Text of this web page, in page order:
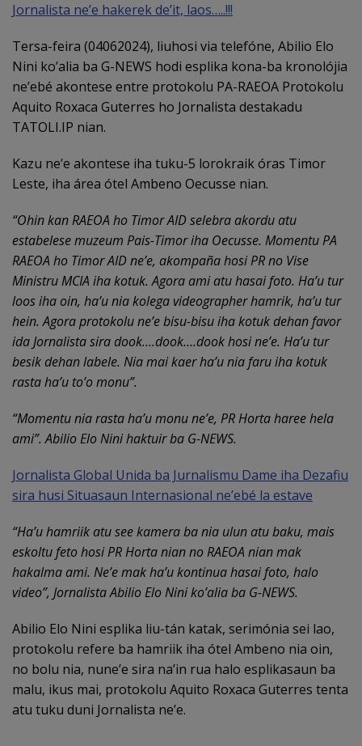
Jornalista ne’e hakerek de’it, laos…..!!!
Tersa-feira (04062024), liuhosi via telefóne, Abilio Elo
Nini ko’alia ba G-NEWS hodi esplika kona-ba kronolójia
ne’ebé akontese entre protokolu PA-RAEOA Protokolu
Aquito Roxaca Guterres ho Jornalista destakadu
TATOLI.IP nian.
Kazu ne’e akontese iha tuku-5 lorokraik óras Timor
Leste, iha área ótel Ambeno Oecusse nian.
“Ohin kan RAEOA ho Timor AID selebra akordu atu
estabelese muzeum Pais-Timor iha Oecusse. Momentu PA
RAEOA ho Timor AID ne’e, akompaña hosi PR no Vise
Ministru MCIA iha kotuk. Agora ami atu hasai foto. Ha’u tur
loos iha oin, ha’u nia kolega videographer hamrik, ha’u tur
hein. Agora protokolu ne’e bisu-bisu iha kotuk dehan favor
ida Jornalista sira dook….dook….dook hosi ne’e. Ha’u tur
besik dehan labele. Nia mai kaer ha’u nia faru iha kotuk
rasta ha’u to’o monu”.
“Momentu nia rasta ha’u monu ne’e, PR Horta haree hela
ami”. Abilio Elo Nini haktuir ba G-NEWS.
Jornalista Global Unida ba Jurnalismu Dame iha Dezafiu
sira husi Situasaun Internasional ne’ebé la estave
“Ha’u hamriik atu see kamera ba nia ulun atu baku, mais
eskoltu feto hosi PR Horta nian no RAEOA nian mak
hakalma ami. Ne’e mak ha’u kontinua hasai foto, halo
video”, Jornalista Abilio Elo Nini ko’alia ba G-NEWS.
Abilio Elo Nini esplika liu-tán katak, serimónia sei lao,
protokolu refere ba hamriik iha ótel Ambeno nia oin,
no bolu nia, nune’e sira na’in rua halo esplikasaun ba
malu, ikus mai, protokolu Aquito Roxaca Guterres tenta
atu tuku duni Jornalista ne’e.